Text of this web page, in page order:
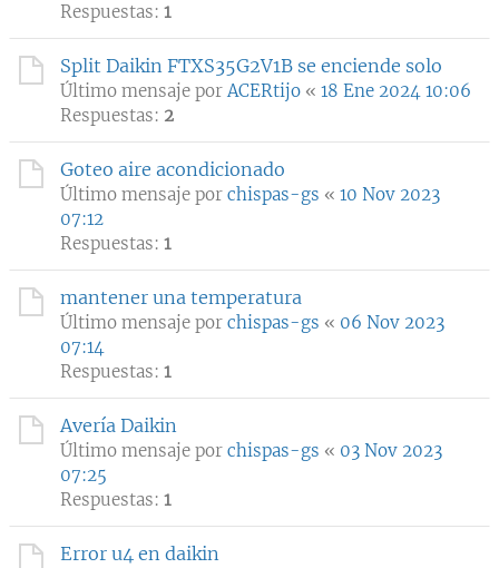
Respuestas: 1
Split Daikin FTXS35G2V1B se enciende solo
Último mensaje porACERtijo « 18 Ene 2024 10:06
Respuestas: 2
Goteo aire acondicionado
Último mensaje por chispas-gs « 10 Nov 2023
07:12
Respuestas: 1
mantener una temperatura
Último mensaje por chispas-gs « 06 Nov 2023
07:14
Respuestas: 1
Avería Daikin
Último mensaje por chispas-gs « 03 Nov 2023
07:25
Respuestas: 1
Error u4 en daikin